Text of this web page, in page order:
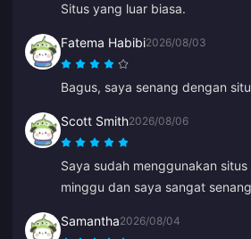
Situs yang luar biasa.
Fatema Habibi2026/08/03
Bagus, saya senang dengan
Scott Smith2026/08/06
Saya sudah menggunakan
minggu dan saya sangat
pesanan saya, mudah dihubungi
Samantha2026/08/04